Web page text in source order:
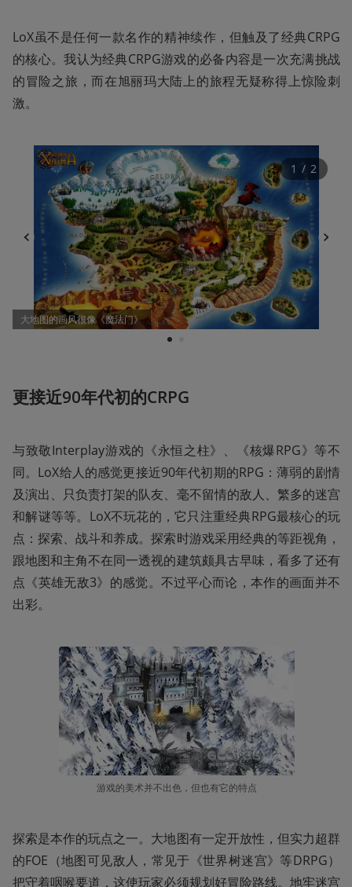
LoX虽不是任何一款名作的精神续作，但触及了经典CRPG
的核心。我认为经典CRPG游戏的必备内容是一次充满挑战
的冒险之旅，而在旭丽玛大陆上的旅程无疑称得上惊险刺
激。
大地图的画风很像《魔法门》
1
1 / 2
更接近90年代初的CRPG
与致敬Interplay游戏的《永恒之柱》、《核爆RPG》等不
同。LoX给人的感觉更接近90年代初期的RPG：薄弱的剧情
及演出、只负责打架的队友、毫不留情的敌人、繁多的迷宫
和解谜等等。LoX不玩花的，它只注重经典RPG最核心的玩
点：探索、战斗和养成。探索时游戏采用经典的等距视角，
跟地图和主角不在同一透视的建筑颇具古早味，看多了还有
点《英雄无敌3》的感觉。不过平心而论，本作的画面并不
出彩。
游戏的美术并不出色，但也有它的特点
探索是本作的玩点之一。大地图有一定开放性，但实力超群
的FOE（地图可见敌人，常见于《世界树迷宫》等DRPG）
把守着咽喉要道，这使玩家必须规划好冒险路线。地牢迷宫